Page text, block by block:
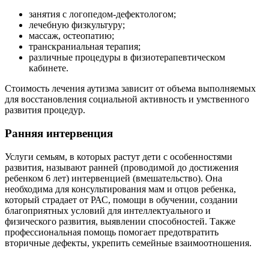
занятия с логопедом-дефектологом;
лечебную физкультуру;
массаж, остеопатию;
транскраниальная терапия;
различные процедуры в физиотерапевтическом
кабинете.
Стоимость лечения аутизма зависит от объема выполняемых
для восстановления социальной активность и умственного
развития процедур.
Ранняя интервенция
Услуги семьям, в которых растут дети с особенностями
развития, называют ранней (проводимой до достижения
ребенком 6 лет) интервенцией (вмешательство). Она
необходима для консультирования мам и отцов ребенка,
который страдает от РАС, помощи в обучении, создании
благоприятных условий для интеллектуального и
физического развития, выявлении способностей. Также
профессиональная помощь помогает предотвратить
вторичные дефекты, укрепить семейные взаимоотношения.